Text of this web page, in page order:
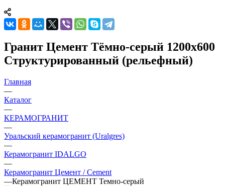
Гранит Цемент Тёмно-серый 1200х600
Структурированный (рельефный)
Главная
—
Каталог
—
КЕРАМОГРАНИТ
—
Уральский керамогранит (Uralgres)
—
Керамогранит IDALGO
—
Керамогранит Цемент / Cement
—Керамогранит ЦЕМЕНТ Темно-серый